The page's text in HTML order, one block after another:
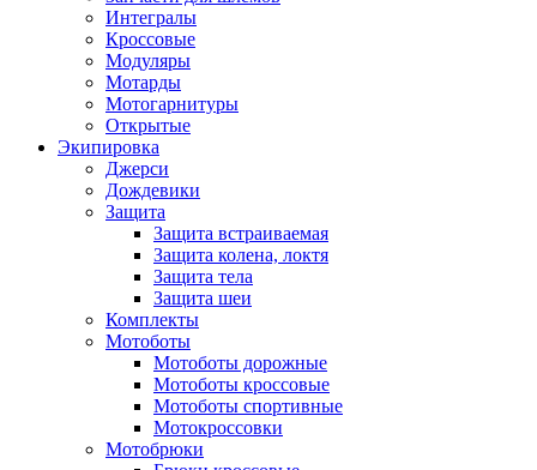
Интегралы
Кроссовые
Модуляры
Мотарды
Мотогарнитуры
Открытые
Экипировка
Джерси
Дождевики
Защита
Защита встраиваемая
Защита колена, локтя
Защита тела
Защита шеи
Комплекты
Мотоботы
Мотоботы дорожные
Мотоботы кроссовые
Мотоботы спортивные
Мотокроссовки
Мотобрюки